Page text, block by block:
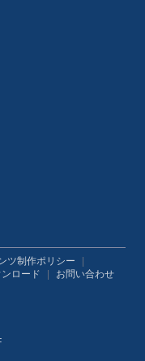
ツ制作ポリシー
ロード お問い合わせ